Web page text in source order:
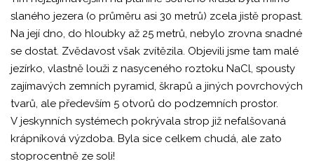
slaného jezera (o průměru asi 30 metrů) zcela jistě propast.
Na její dno, do hloubky až 25 metrů, nebylo zrovna snadné
se dostat. Zvědavost však zvítězila. Objevili jsme tam malé
jezírko, vlastně louži z nasyceného roztoku NaCl, spousty
zajímavých zemních pyramid, škrapů a jiných povrchových
tvarů, ale především 5 otvorů do podzemních prostor.
V jeskynních systémech pokrývala strop již nefalšovaná
krápníková výzdoba. Byla sice celkem chudá, ale zato
stoprocentně ze soli!